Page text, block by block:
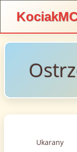
Ukarany